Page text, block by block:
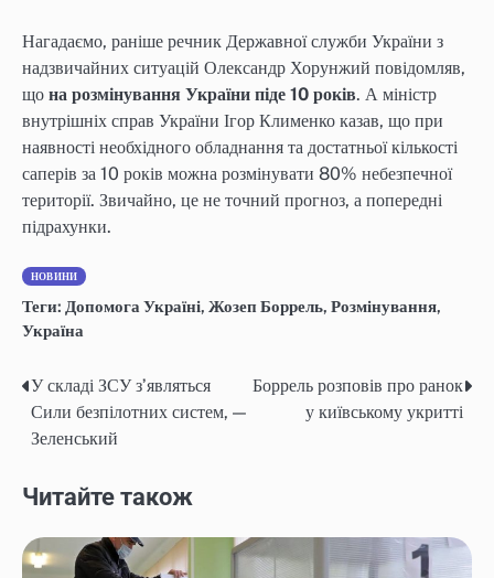
Нагадаємо, раніше речник Державної служби України з
надзвичайних ситуацій Олександр Хорунжий повідомляв,
що на розмінування України піде 10 років. А міністр
внутрішніх справ України Ігор Клименко казав, що при
наявності необхідного обладнання та достатньої кількості
саперів за 10 років можна розмінувати 80% небезпечної
території. Звичайно, це не точний прогноз, а попередні
підрахунки.
НОВИНИ
Теги: Допомога Україні, Жозеп Боррель, Розмінування,
Україна
Post
navigation
У складі ЗСУ зʼявляться
Сили безпілотних систем, —
Зеленський
Боррель розповів про ранок
у київському укритті
Читайте також